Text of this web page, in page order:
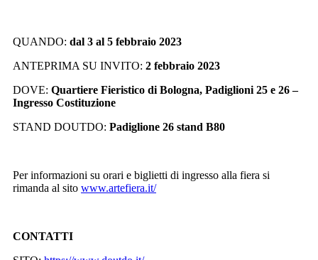
QUANDO: dal 3 al 5 febbraio 2023
ANTEPRIMA SU INVITO: 2 febbraio 2023
DOVE: Quartiere Fieristico di Bologna, Padiglioni 25 e 26 –
Ingresso Costituzione
STAND DOUTDO: Padiglione 26 stand B80
Per informazioni su orari e biglietti di ingresso alla fiera si
rimanda al sito www.artefiera.it/
CONTATTI